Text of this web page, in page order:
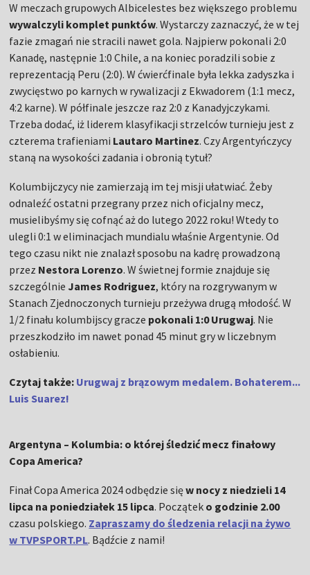
W meczach grupowych Albicelestes bez większego problemu
wywalczyli komplet punktów. Wystarczy zaznaczyć, że w tej
fazie zmagań nie stracili nawet gola. Najpierw pokonali 2:0
Kanadę, następnie 1:0 Chile, a na koniec poradzili sobie z
reprezentacją Peru (2:0). W ćwierćfinale była lekka zadyszka i
zwycięstwo po karnych w rywalizacji z Ekwadorem (1:1 mecz,
4:2 karne). W półfinale jeszcze raz 2:0 z Kanadyjczykami.
Trzeba dodać, iż liderem klasyfikacji strzelców turnieju jest z
czterema trafieniami Lautaro Martinez. Czy Argentyńczycy
staną na wysokości zadania i obronią tytuł?
Kolumbijczycy nie zamierzają im tej misji ułatwiać. Żeby
odnaleźć ostatni przegrany przez nich oficjalny mecz,
musielibyśmy się cofnąć aż do lutego 2022 roku! Wtedy to
ulegli 0:1 w eliminacjach mundialu właśnie Argentynie. Od
tego czasu nikt nie znalazł sposobu na kadrę prowadzoną
przez Nestora Lorenzo. W świetnej formie znajduje się
szczególnie James Rodriguez, który na rozgrywanym w
Stanach Zjednoczonych turnieju przeżywa drugą młodość. W
1/2 finału kolumbijscy gracze pokonali 1:0 Urugwaj. Nie
przeszkodziło im nawet ponad 45 minut gry w liczebnym
osłabieniu.
Czytaj także: Urugwaj z brązowym medalem. Bohaterem...
Luis Suarez!
Argentyna – Kolumbia: o której śledzić mecz finałowy
Copa America?
Finał Copa America 2024 odbędzie sięw nocy z niedzieli 14
lipca na poniedziałek 15 lipca. Początek o godzinie 2.00
czasu polskiego. Zapraszamy do śledzenia relacji na żywo
w TVPSPORT.PL. Bądźcie z nami!